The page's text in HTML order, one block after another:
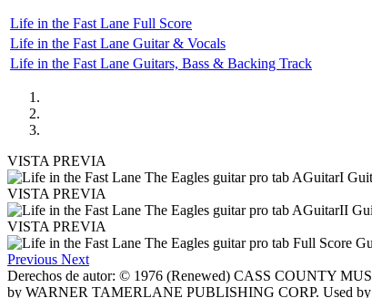
Life in the Fast Lane Full Score
Life in the Fast Lane Guitar & Vocals
Life in the Fast Lane Guitars, Bass & Backing Track
VISTA PREVIA
VISTA PREVIA
VISTA PREVIA
Previous Next
Derechos de autor: © 1976 (Renewed) CASS COUNTY
by WARNER TAMERLANE PUBLISHING CORP. Used